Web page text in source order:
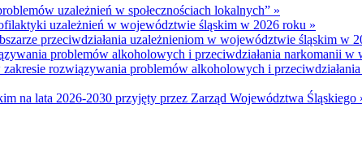
uzależnień w społecznościach lokalnych” »
uzależnień w województwie śląskim w 2026 roku »
przeciwdziałania uzależnieniom w województwie śląskim w
problemów alkoholowych i przeciwdziałania narkomanii
rozwiązywania problemów alkoholowych i
na lata 2026-2030 przyjęty przez Zarząd Województwa Śląskiego